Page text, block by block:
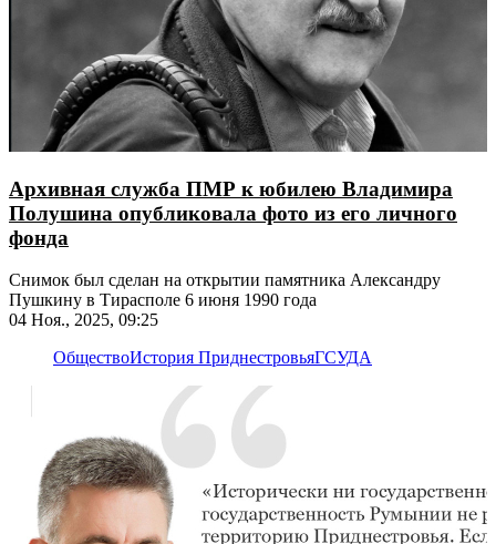
Архивная служба ПМР к юбилею Владимира
Полушина опубликовала фото из его личного
фонда
Снимок был сделан на открытии памятника Александру
Пушкину в Тирасполе 6 июня 1990 года
04 Ноя., 2025, 09:25
ОбществоИстория ПриднестровьяГСУДА